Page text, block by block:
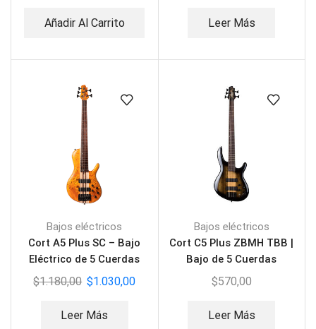
Añadir Al Carrito Leer Más
Bajos eléctricos
Cort A5 Plus SC – Bajo
Eléctrico de 5 Cuerdas
$1.180,00 $1.030,00
Leer Más
Bajos eléctricos
Cort C5 Plus ZBMH TBB |
Bajo de 5 Cuerdas
$570,00
Leer Más